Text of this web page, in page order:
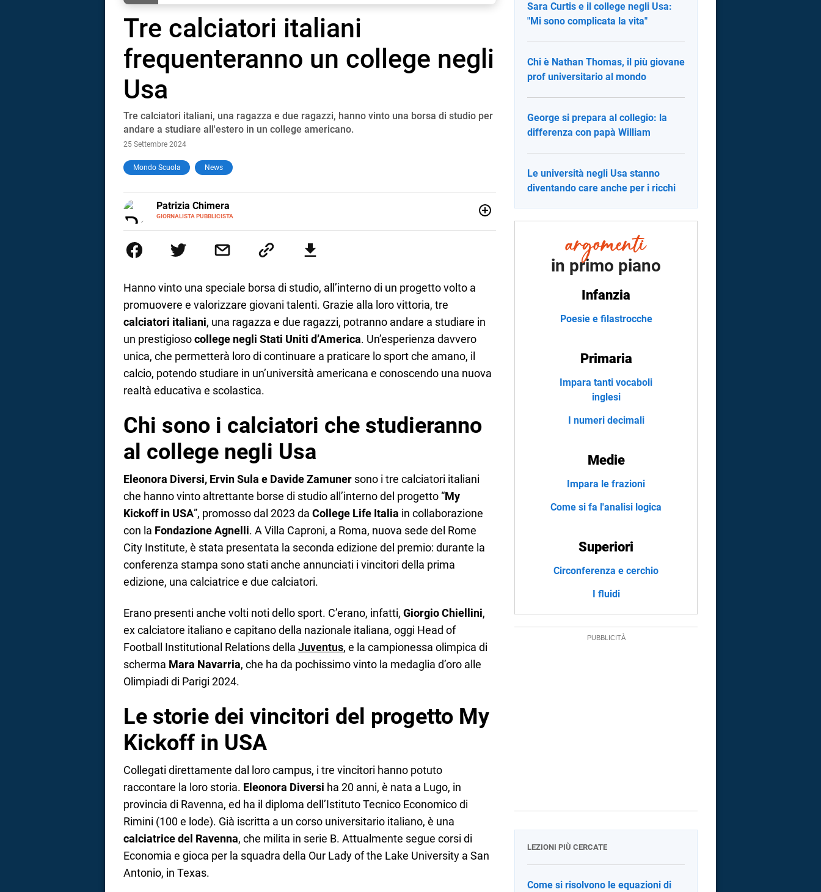
Tre calciatori italiani
frequenteranno un college negli
Usa
Tre calciatori italiani, una ragazza e due ragazzi, hanno vinto una borsa di studio per
andare a studiare all'estero in un college americano.
25 Settembre 2024
Mondo Scuola News
Patrizia Chimera
GIORNALISTA PUBBLICISTA
E-
MAIL
LINKEDIN
comunicazione specializzandosi nella scrittura di articoli sul mondo scolastico.
Hanno vinto una speciale borsa di studio, all’interno di un progetto volto a
promuovere e valorizzare giovani talenti. Grazie alla loro vittoria, tre
calciatori italiani, una ragazza e due ragazzi, potranno andare a studiare in
un prestigiosocollege negli Stati Uniti d’America. Un’esperienza davvero
unica, che permetterà loro di continuare a praticare lo sport che amano, il
calcio, potendo studiare in un’università americana e conoscendo una nuova
realtà educativa e scolastica.
Chi sono i calciatori che studieranno
al college negli Usa
Eleonora Diversi, Ervin Sula e Davide Zamuner sono i tre calciatori italiani
che hanno vinto altrettante borse di studio all’interno del progetto “My
Kickoff in USA”, promosso dal 2023 da College Life Italia in collaborazione
con la Fondazione Agnelli. A Villa Caproni, a Roma, nuova sede del Rome
City Institute, è stata presentata la seconda edizione del premio: durante la
conferenza stampa sono stati anche annunciati i vincitori della prima
edizione, una calciatrice e due calciatori.
Erano presenti anche volti noti dello sport. C’erano, infatti, Giorgio Chiellini,
ex calciatore italiano e capitano della nazionale italiana, oggi Head of
Football Institutional Relations della Juventus, e la campionessa olimpica di
scherma Mara Navarria, che ha da pochissimo vinto la medaglia d’oro alle
Olimpiadi di Parigi 2024.
Le storie dei vincitori del progetto My
Kickoff in USA
Collegati direttamente dal loro campus, i tre vincitori hanno potuto
raccontare la loro storia. Eleonora Diversi ha 20 anni, è nata a Lugo, in
provincia di Ravenna, ed ha il diploma dell’Istituto Tecnico Economico di
Rimini (100 e lode). Già iscritta a un corso universitario italiano, è una
calciatrice del Ravenna, che milita in serie B. Attualmente segue corsi di
Economia e gioca per la squadra della Our Lady of the Lake University a San
Antonio, in Texas.
Sara Curtis e il college negli Usa:
"Mi sono complicata la vita"
Chi è Nathan Thomas, il più giovane
prof universitario al mondo
George si prepara al collegio: la
differenza con papà William
Le università negli Usa stanno
diventando care anche per i ricchi
in primo piano
Infanzia
Poesie e filastrocche
Primaria
Impara tanti vocaboli
inglesi
I numeri decimali
Medie
Impara le frazioni
Come si fa l'analisi logica
Superiori
Circonferenza e cerchio
I fluidi
LEZIONI PIÙ CERCATE
Come si risolvono le equazioni di